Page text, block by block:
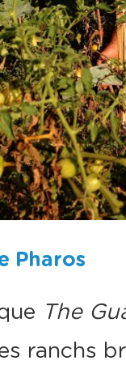
Pharos
The
ranchs